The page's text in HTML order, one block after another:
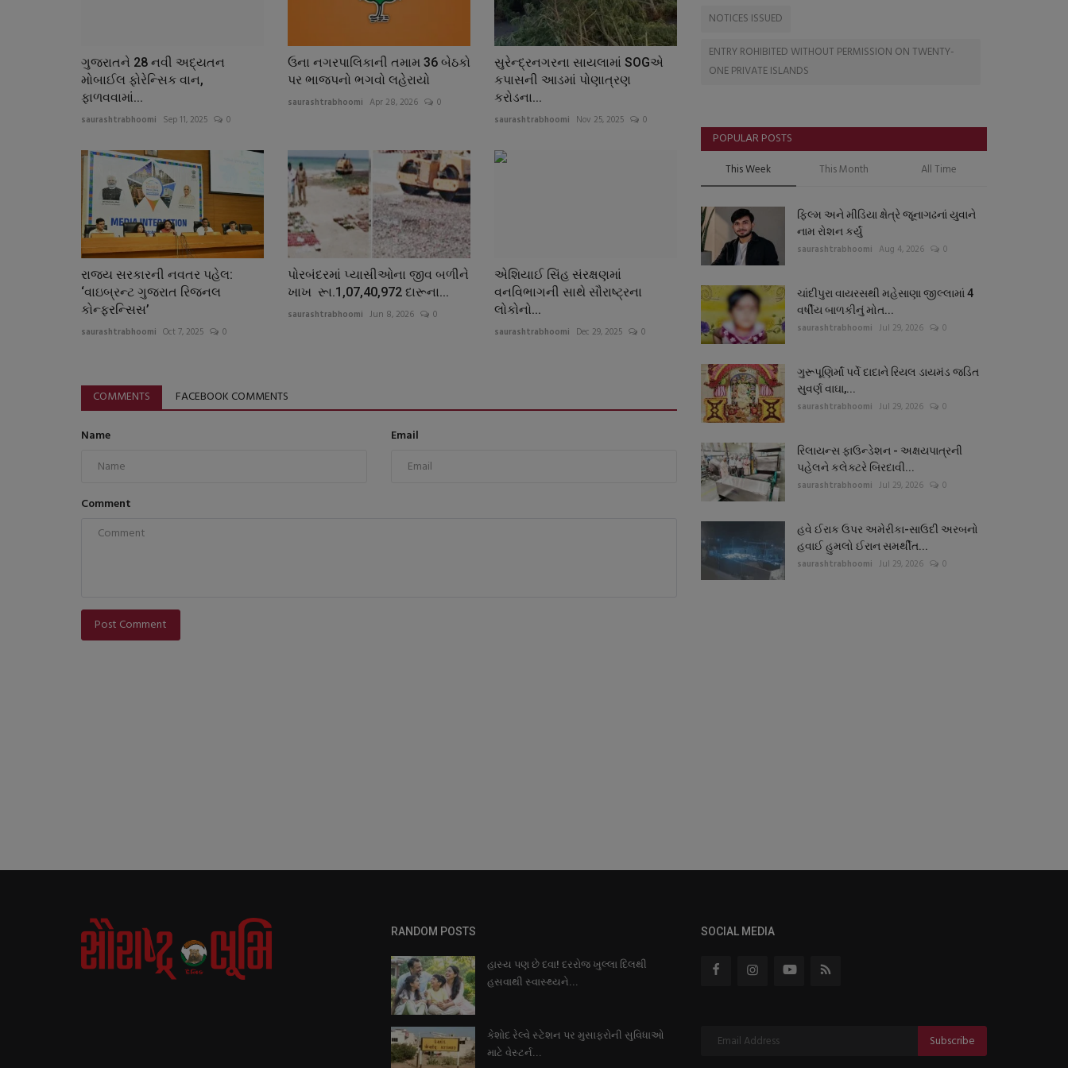
ગુજરાતને 28 નવી અદ્યતન
મોબાઈલ ફોરેન્સિક વાન,
ફાળવવામાં...
saurashtrabhoomi Sep 11, 2025 0
ઉના નગરપાલિકાની તમામ 36 બેઠકો
પર ભાજપનો ભગવો લહેરાયો
saurashtrabhoomi Apr 28, 2026 0
સુરેન્દ્રનગરના સાયલામાં SOGએ
કપાસની આડમાં પોણાત્રણ
કરોડના...
saurashtrabhoomi Nov 25, 2025 0
રાજ્ય સરકારની નવતર પહેલ:
‘વાઇબ્રન્ટ ગુજરાત રિજનલ
કોન્ફરન્સિસ’
saurashtrabhoomi Oct 7, 2025 0
પોરબંદરમાં પ્યાસીઓના જીવ બળીને
ખાખ રૂા.1,07,40,972 દારૂના...
saurashtrabhoomi Jun 8, 2026 0
એશિયાઈ સિંહ સંરક્ષણમાં
વનવિભાગની સાથે સૌરાષ્ટ્રના
લોકોનો...
saurashtrabhoomi Dec 29, 2025 0
COMMENTS FACEBOOK COMMENTS
Name Email
Comment
Post Comment
NOTICES ISSUED
ENTRY ROHIBITED WITHOUT PERMISSION ON TWENTY-
ONE PRIVATE ISLANDS
POPULAR POSTS
This Week This Month All Time
ફિલ્મ અને મીડિયા ક્ષેત્રે જૂનાગઢનાં યુવાને
નામ રોશન કર્યું
saurashtrabhoomi Aug 4, 2026 0
ચાંદીપુરા વાયરસથી મહેસાણા જીલ્લામાં 4
વર્ષીય બાળકીનું મોત...
saurashtrabhoomi Jul 29, 2026 0
ગુરૂપૂણિર્માં પર્વે દાદાને રિયલ ડાયમંડ જડિત
સુવર્ણ વાઘા,...
saurashtrabhoomi Jul 29, 2026 0
રિલાયન્સ ફાઉન્ડેશન - અક્ષયપાત્રની
પહેલને કલેક્ટરે બિરદાવી...
saurashtrabhoomi Jul 29, 2026 0
હવે ઈરાક ઉપર અમેરીકા-સાઉદી અરબનો
હવાઈ હુમલો ઈરાન સમર્થીત...
saurashtrabhoomi Jul 29, 2026 0
RANDOM POSTS
હાસ્ય પણ છે દવા! દરરોજ ખુલ્લા દિલથી
હસવાથી સ્વાસ્થ્યને...
કેશોદ રેલ્વે સ્ટેશન પર મુસાફરોની સુવિધાઓ
માટે વેસ્ટર્ન...
SOCIAL MEDIA
Subscribe